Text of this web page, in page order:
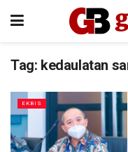
Tag: kedaulatan
EKBIS